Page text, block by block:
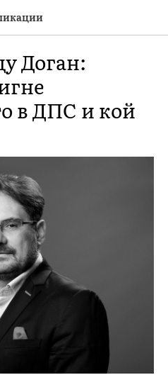
Доган:
в ДПС и кой